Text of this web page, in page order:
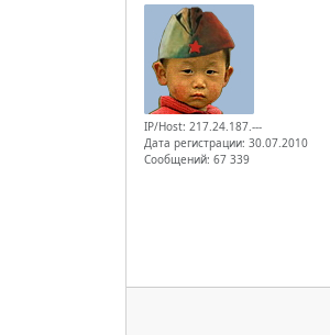
IP/Host: 217.24.187.---
Дата регистрации: 30.07.2010
Сообщений: 67 339